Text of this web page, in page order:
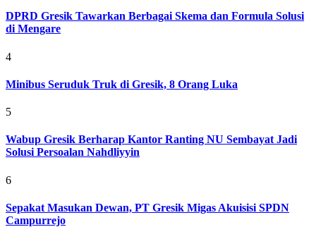
DPRD Gresik Tawarkan Berbagai Skema dan Formula Solusi
di Mengare
4
Minibus Seruduk Truk di Gresik, 8 Orang Luka
5
Wabup Gresik Berharap Kantor Ranting NU Sembayat Jadi
Solusi Persoalan Nahdliyyin
6
Sepakat Masukan Dewan, PT Gresik Migas Akuisisi SPDN
Campurrejo